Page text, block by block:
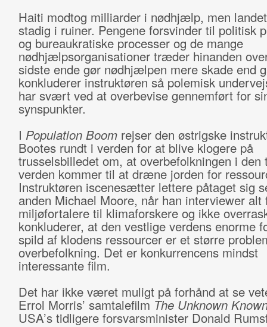
Haiti modtog milliarder i nødhjælp, men
stadig i ruiner. Pengene forsvinder til politisk
og bureaukratiske processer og de mange
nødhjælpsorganisationer træder hinanden
sidste ende gør nødhjælpen mere skade end
konkluderer instruktøren så polemisk
har svært ved at overbevise gennemført for
synspunkter.
I Population Boom rejser den østrigske
Bootes rundt i verden for at blive klogere på
trusselsbilledet om, at overbefolkningen i den
verden kommer til at dræne jorden for
Instruktøren iscenesætter lettere påtaget sig
anden Michael Moore, når han interviewer alt
miljøfortalere til klimaforskere og ikke
konkluderer, at den vestlige verdens enorme
spild af klodens ressourcer er et større
overbefolkning. Det er konkurrencens mindst
interessante film.
Det har ikke været muligt på forhånd at se
Errol Morris’ samtalefilm The Unknown
USA’s tidligere forsvarsminister Donald